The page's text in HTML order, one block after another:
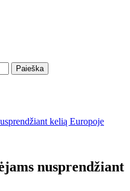
kelią Europoje
nusprendžiant